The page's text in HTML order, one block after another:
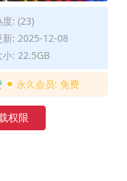
: (23)
新: 2025-12-08
小: 22.5GB
永久会员: 免费
权限